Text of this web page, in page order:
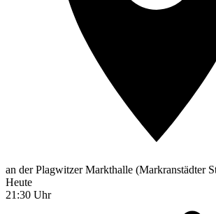
an der Plagwitzer Markthalle (Markranstädter
Heute
21:30 Uhr